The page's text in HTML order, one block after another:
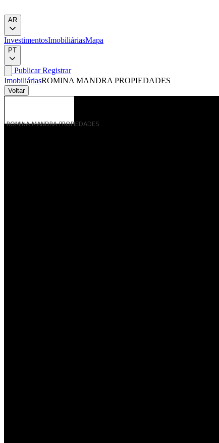
AR
InvestimentosImobiliáriasMapa
PT
PublicarRegistrar
ImobiliáriasROMINA MANDRA PROPIEDADES
Voltar